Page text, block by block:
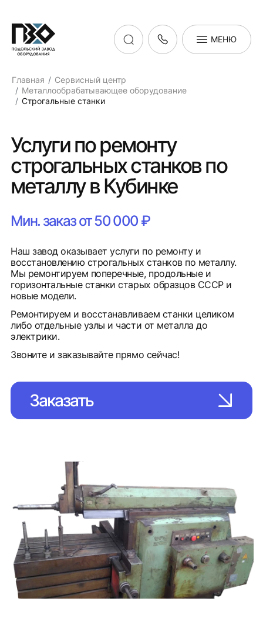
МЕНЮ
Главная
Сервисный центр
Металлообрабатывающее оборудование
Строгальные станки
Услуги по ремонту
строгальных станков по
металлу в Кубинке
Мин. заказ от 50 000 ₽
Наш завод оказывает услуги по ремонту и
восстановлению строгальных станков по металлу.
Мы ремонтируем поперечные, продольные и
горизонтальные станки старых образцов СССР и
новые модели.
Ремонтируем и восстанавливаем станки целиком
либо отдельные узлы и части от металла до
электрики.
Звоните и заказывайте прямо сейчас!
Заказать